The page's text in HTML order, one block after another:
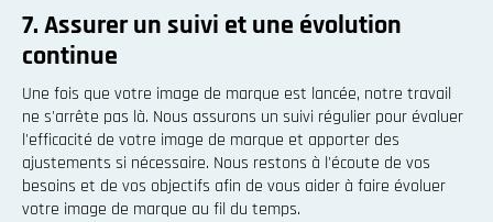
7. Assurer un suivi et une évolution
continue
Une fois que votre image de marque est lancée, notre travail
ne s'arrête pas là. Nous assurons un suivi régulier pour évaluer
l'efficacité de votre image de marque et apporter des
ajustements si nécessaire. Nous restons à l'écoute de vos
besoins et de vos objectifs afin de vous aider à faire évoluer
votre image de marque au fil du temps.